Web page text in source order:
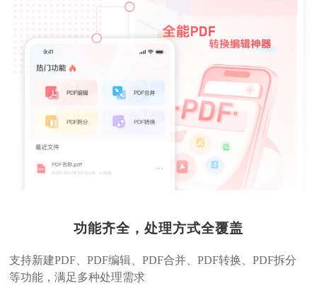
功能齐全，处理方式全覆盖
支持新建PDF、PDF编辑、PDF合并、PDF转换、PDF拆分
等功能，满足多种处理需求
Emily Lu
财务
用这软件后，批改论文和制作课件效率飙升！可直
大学教授